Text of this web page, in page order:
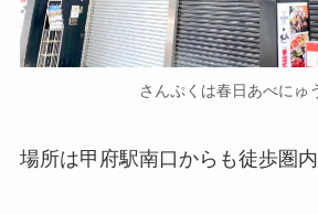
さんぷくは春日あべにゅ
場所は甲府駅南口からも徒歩圏内